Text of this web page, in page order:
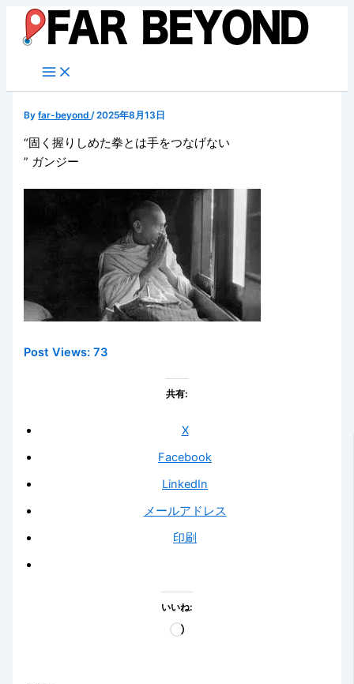
キ
Byfar-beyond/2025年8月13日
“固く握りしめた拳とは手をつなげない
” ガンジー
Post Views: 73
共有:
X
Facebook
LinkedIn
メールアドレス
印刷
いいね:
読